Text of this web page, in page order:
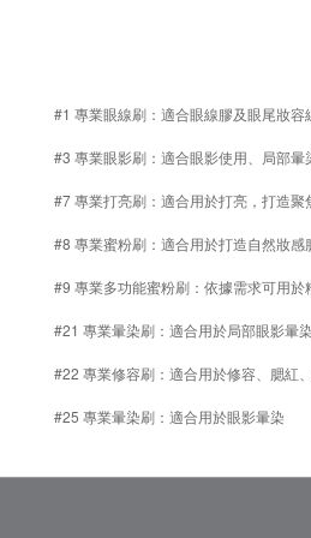
#1 專業眼線刷：適合眼線膠及眼尾妝容
#3 專業眼影刷：適合眼影使用、局部暈
#7 專業打亮刷：適合用於打亮，打造聚
#8 專業蜜粉刷：適合用於打造自然妝感
#9 專業多功能蜜粉刷：依據需求可用於
#21 專業暈染刷：適合用於局部眼影暈
#22 專業修容刷：適合用於修容、腮紅
#25 專業暈染刷：適合用於眼影暈染